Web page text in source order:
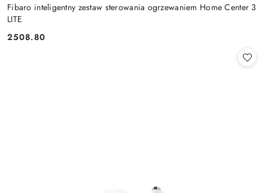
Fibaro inteligentny zestaw sterowania ogrzewaniem Home Center 3
LITE
Cena:
2508.80